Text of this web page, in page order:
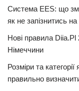
Система EES: що
як не запізнитись
Нові правила Diia.Pl
Німеччини
Розміри та
правильно